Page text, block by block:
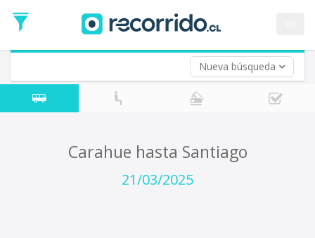
Nueva búsqueda
de
Ida
Vuelta (opcional)
Fecha
de
Carahue hasta Santiago
21/03/2025